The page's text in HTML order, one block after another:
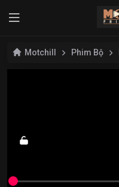
Motchill Phim Bộ